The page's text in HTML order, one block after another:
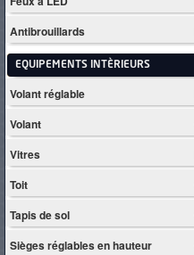
Antibrouillards
EQUIPEMENTS INTÈRIEURS
Volant réglable
Volant
Vitres
Toit
Tapis de sol
Sièges réglables en hauteur